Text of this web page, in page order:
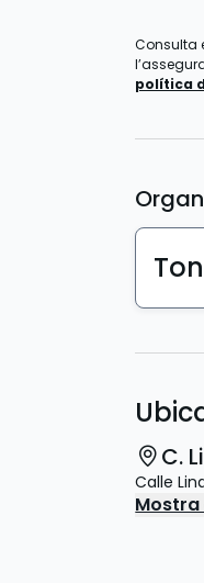
Consulta
política
C.
Calle